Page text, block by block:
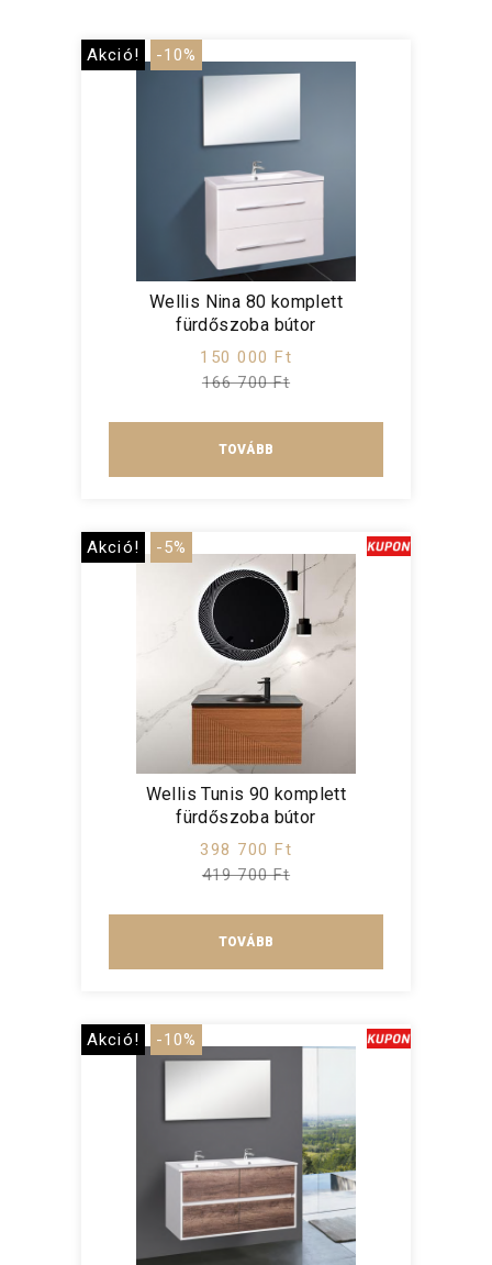
Akció! -10%
Wellis Nina 80 komplett
fürdőszoba bútor
150 000 Ft
166 700 Ft
TOVÁBB
Akció! -5%
Wellis Tunis 90 komplett
fürdőszoba bútor
398 700 Ft
419 700 Ft
TOVÁBB
Akció! -10%